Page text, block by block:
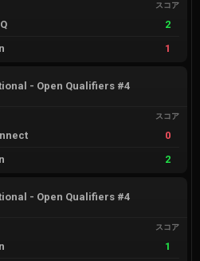
スコア
2
1
- Open Qualifiers #4
スコア
0
2
- Open Qualifiers #4
スコア
1